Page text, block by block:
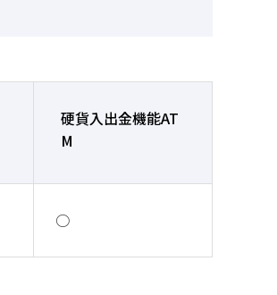
硬貨入出金機能AT
M
○